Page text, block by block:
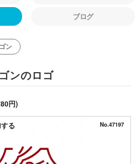
ブログ
ン
ンのロゴ
円)
る No.47197